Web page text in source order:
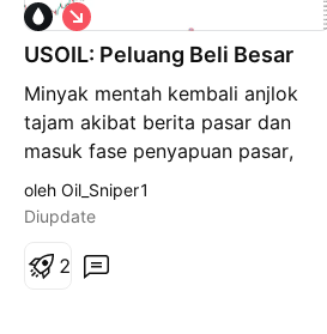
USOIL: Peluang Beli Besar
Minyak mentah kembali anjlok
tajam akibat berita pasar dan
masuk fase penyapuan pasar,
harga turun kembali di bawah 80
dolar. Sekarang adalah peluang
memperkirakan harga minyak
P
e
n
u
a
oleh Oil_Sniper1
Diupdate
2